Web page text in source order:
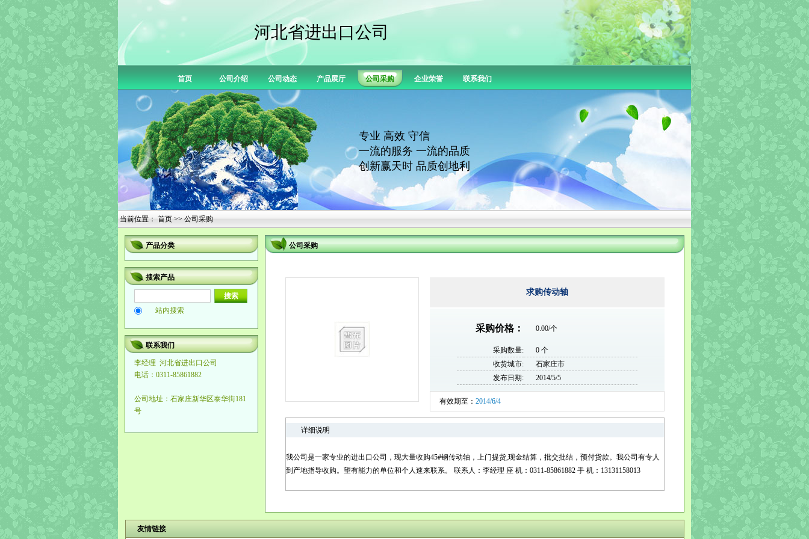
河北省进出口公司
首页 公司介绍 公司动态 产品展厅 公司采购 企业荣誉 联系我们
专业 高效 守信
一流的服务 一流的品质
创新赢天时 品质创地利
当前位置： 首页 >> 公司采购
产品分类
搜索产品
站内搜索
联系我们
李经理 河北省进出口公司
电话：0311-85861882
公司地址：石家庄新华区泰华街181
号
公司采购
求购传动轴
采购价格： 0.00/个
采购数量:
0 个
收货城市:
石家庄市
发布日期:
2014/5/5
有效期至： 2014/6/4
详细说明
我公司是一家专业的进出口公司，现大量收购45#钢传动轴，上门提货,现金结算，批交批结，预付货款。我公司有专人
到产地指导收购。望有能力的单位和个人速来联系。 联系人：李经理 座 机：0311-85861882 手 机：13131158013
友情链接